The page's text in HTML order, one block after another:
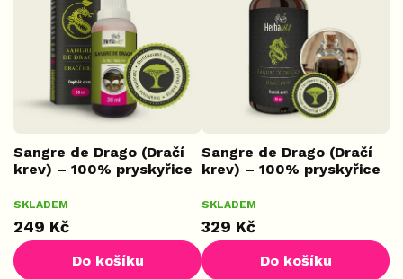
Sangre de Drago (Dračí
krev) – 100% pryskyřice
MALÉ
SKLADEM
249 Kč
Do košíku
Sangre de Drago (Dračí
krev) – 100% pryskyřice
SKLO
hodnocení
produktu
je
5,0
SKLADEM
329 Kč
Do košíku